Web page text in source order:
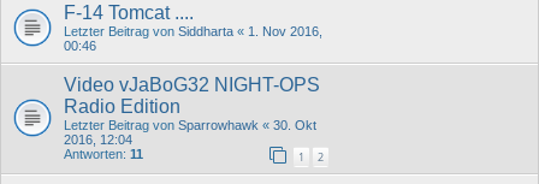
F-14 Tomcat ....
Letzter Beitrag von Siddharta « 1. Nov 2016,
00:46
Video vJaBoG32 NIGHT-OPS
Radio Edition
Letzter Beitrag von Sparrowhawk « 30. Okt
2016, 12:04
Antworten: 11 1 2